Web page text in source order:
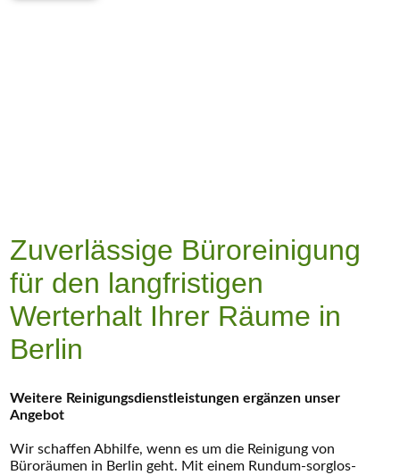
Zuverlässige Büroreinigung
für den langfristigen
Werterhalt Ihrer Räume in
Berlin
Weitere Reinigungsdienstleistungen ergänzen unser
Angebot
Wir schaffen Abhilfe, wenn es um die Reinigung von
Büroräumen in Berlin geht. Mit einem Rundum-sorglos-